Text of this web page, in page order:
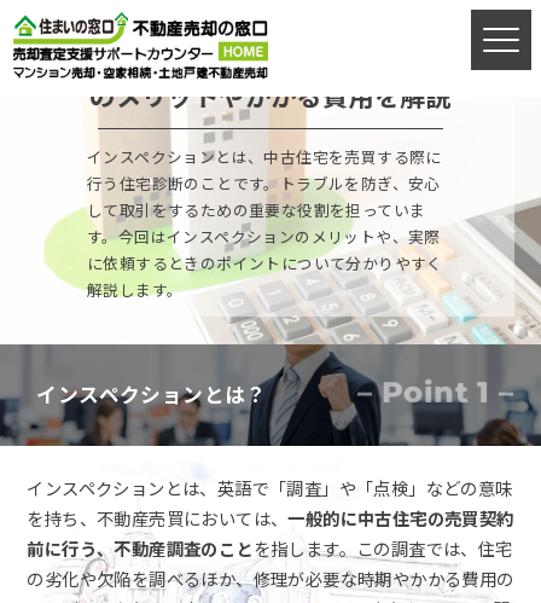
売却お悩み相談室
営業時間9：00〜20：00年中無休（年末年始を除く）
お電話はこちらから
ご相談フォーム
簡易査定
ご来店予約
インスペクションとは？不動産売買で
のメリットやかかる費用を解説
インスペクションとは、中古住宅を売買する際に
行う住宅診断のことです。トラブルを防ぎ、安心
して取引をするための重要な役割を担っていま
す。今回はインスペクションのメリットや、実際
に依頼するときのポイントについて分かりやすく
解説します。
インスペクションとは？ – Point 1 –
インスペクションとは、英語で「調査」や「点検」などの意味
を持ち、不動産売買においては、一般的に中古住宅の売買契約
前に行う、不動産調査のことを指します。この調査では、住宅
の劣化や欠陥を調べるほか、修理が必要な時期やかかる費用の